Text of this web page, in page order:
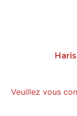
Veuillez vous